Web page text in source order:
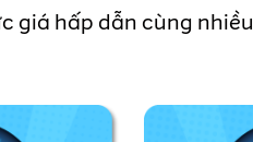
giá hấp dẫn cùng